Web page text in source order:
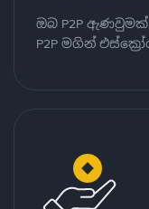
ඔබ P2P ඇණවුමක්
P2P මගින්